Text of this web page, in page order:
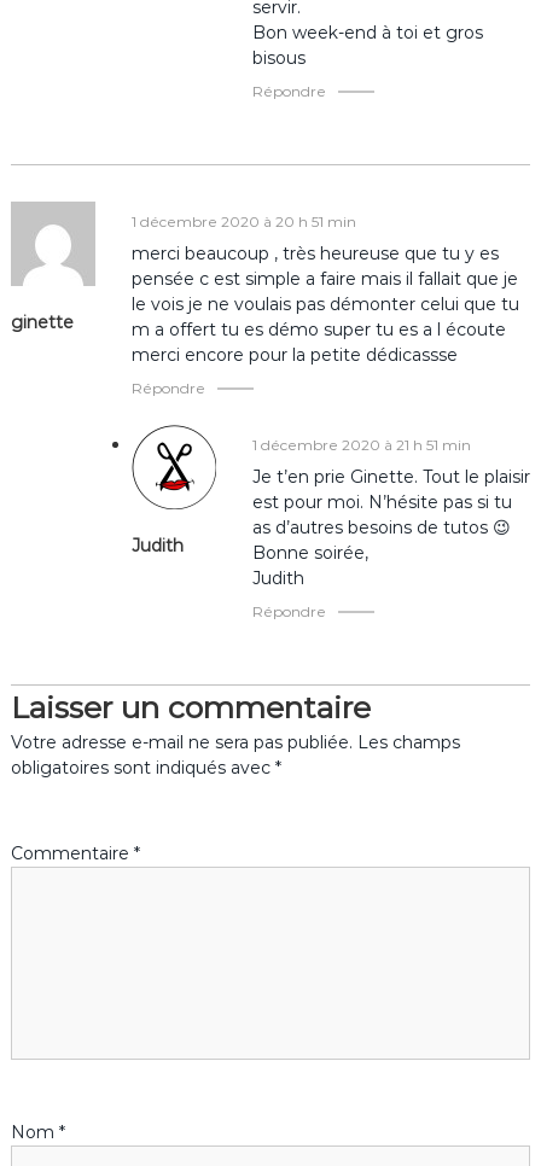
i
c
e
servir.
Bon week-end à toi et gros
bisous
Répondre
ginette
1 décembre 2020 à 20 h 51 min
merci beaucoup , très heureuse que tu y es
pensée c est simple a faire mais il fallait que je
le vois je ne voulais pas démonter celui que tu
m a offert tu es démo super tu es a l écoute
merci encore pour la petite dédicassse
Répondre
Judith
1 décembre 2020 à 21 h 51 min
Je t’en prie Ginette. Tout le plaisir
est pour moi. N’hésite pas si tu
as d’autres besoins de tutos 😉
Bonne soirée,
Judith
Répondre
Laisser un commentaire
Votre adresse e-mail ne sera pas publiée. Les champs
obligatoires sont indiqués avec *
Commentaire *
Nom *